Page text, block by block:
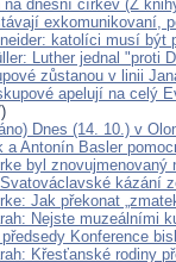
na dnešní církev (Z
exkomunikovaní,
katolíci musí být
Luther jednal "proti
zůstanou v linii
apelují na celý
Dnes (14. 10.) v
a Antonín Basler
byl
kázání
Jak překonat
Nejste muzeálními
Konference
Křesťanské rodiny